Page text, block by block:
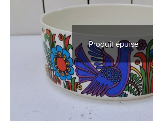
Produit épuisé